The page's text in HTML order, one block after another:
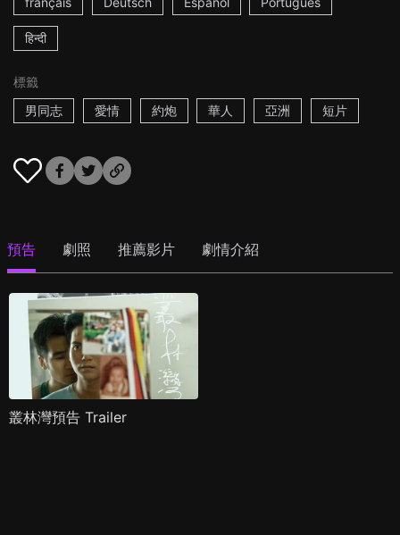
हिन्दी
標籤
男同志
愛情 約炮 華人 亞洲 短片
預告 劇照 推薦影片 劇情介紹
叢林灣預告 Trailer